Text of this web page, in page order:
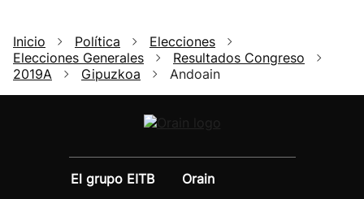
Inicio Política
Elecciones
Elecciones Generales
Resultados Congreso
2019A
Gipuzkoa Andoain
El grupo EITB
Orain